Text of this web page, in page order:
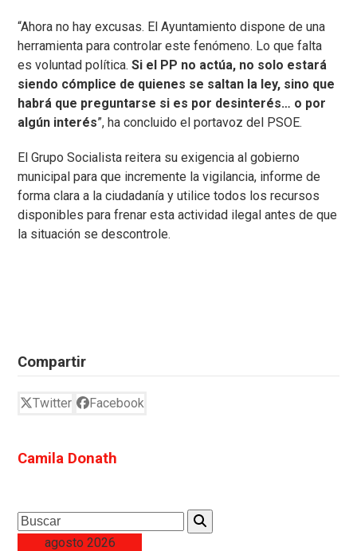
“Ahora no hay excusas. El Ayuntamiento dispone de una
herramienta para controlar este fenómeno. Lo que falta
es voluntad política.Si el PP no actúa, no solo estará
siendo cómplice de quienes se saltan la ley, sino que
habrá que preguntarse si es por desinterés… o por
algún interés”, ha concluido el portavoz del PSOE.
El Grupo Socialista reitera su exigencia al gobierno
municipal para que incremente la vigilancia, informe de
forma clara a la ciudadanía y utilice todos los recursos
disponibles para frenar esta actividad ilegal antes de que
la situación se descontrole.
Compartir
Twitter Facebook
Camila Donath
Search
agosto 2026